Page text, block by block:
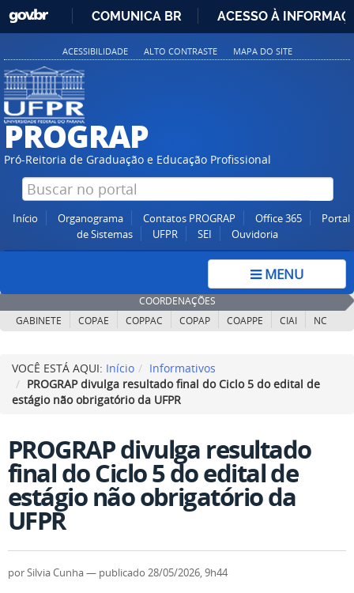
PARA
GOVBR
COMUNICA BR ACESSO À
ACESSIBILIDADE ALTO CONTRASTE MAPA DO SITE
PROGRAP
Pró-Reitoria de Graduação e Educação Profissional
Início Organograma Contatos PROGRAP Office 365
Portal
de Sistemas
UFPR SEI Ouvidoria
VOCÊ ESTÁ AQUI: Início
Informativos
PROGRAP divulga resultado final do Ciclo 5 do edital de
estágio não obrigatório da UFPR
COORDENAÇÕES
GABINETE
COPAE COPPAC COPAP COAPPE CIAI NC
MENU
PROGRAP divulga resultado
final do Ciclo 5 do edital de
estágio não obrigatório da
UFPR
porSilvia Cunha— publicado 28/05/2026, 9h44